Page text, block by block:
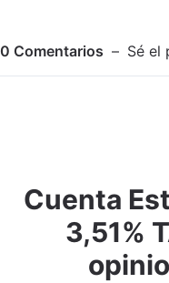
0 Comentarios Sé el
Cuenta
3,51%